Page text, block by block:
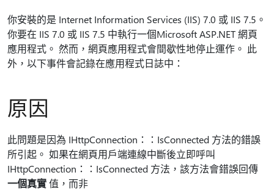
你安裝的是 Internet Information Services (IIS) 7.0 或 IIS 7.5。
你要在 IIS 7.0 或 IIS 7.5 中執行一個Microsoft ASP.NET 網頁
應用程式。 然而，網頁應用程式會間歇性地停止運作。 此
外，以下事件會記錄在應用程式日誌中：
原因
此問題是因為 IHttpConnection：：IsConnected 方法的錯誤
所引起。 如果在網頁用戶端連線中斷後立即呼叫
IHttpConnection：：IsConnected 方法，該方法會錯誤回傳
一個真實值，而非